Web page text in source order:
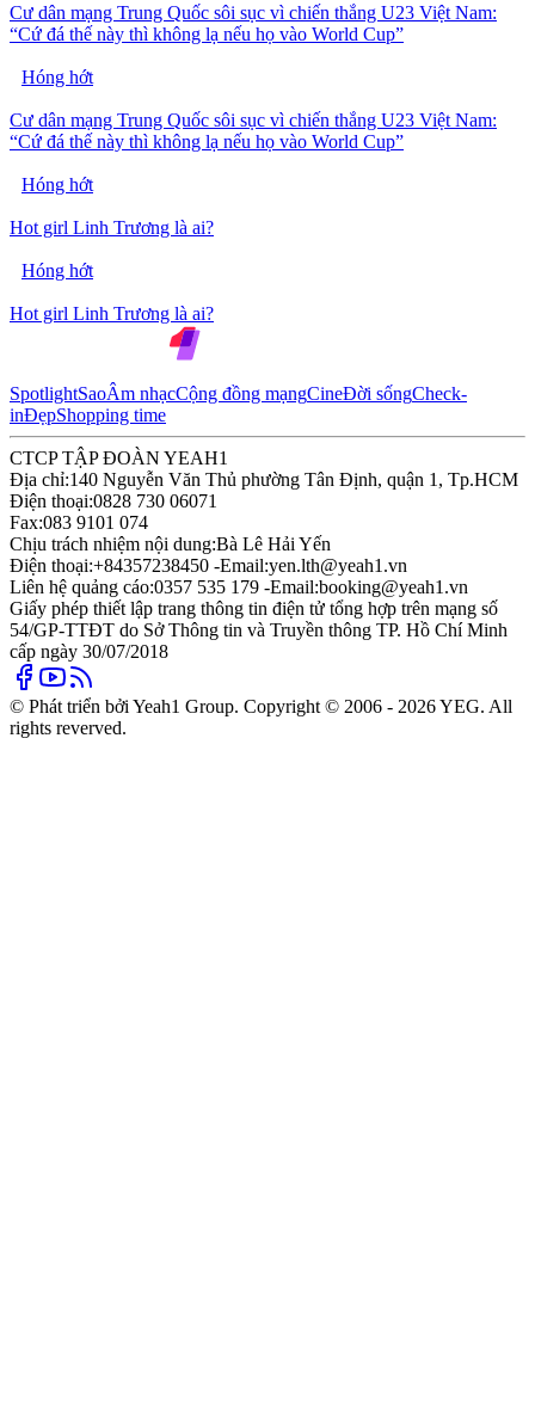
Cư dân mạng Trung Quốc sôi sục vì chiến thắng U23 Việt Nam:
“Cứ đá thế này thì không lạ nếu họ vào World Cup”
Hóng hớt
Cư dân mạng Trung Quốc sôi sục vì chiến thắng U23 Việt Nam:
“Cứ đá thế này thì không lạ nếu họ vào World Cup”
Hóng hớt
Hot girl Linh Trương là ai?
Hóng hớt
Hot girl Linh Trương là ai?
SpotlightSaoÂm nhạcCộng đồng mạngCineĐời sốngCheck-
inĐẹpShopping time
CTCP TẬP ĐOÀN YEAH1
Địa chỉ:140 Nguyễn Văn Thủ phường Tân Định, quận 1, Tp.HCM
Điện thoại:0828 730 06071
Fax:083 9101 074
Chịu trách nhiệm nội dung:Bà Lê Hải Yến
Điện thoại:+84357238450 -Email:yen.lth@yeah1.vn
Liên hệ quảng cáo:0357 535 179 -Email:booking@yeah1.vn
Giấy phép thiết lập trang thông tin điện tử tổng hợp trên mạng số
54/GP-TTĐT do Sở Thông tin và Truyền thông TP. Hồ Chí Minh
cấp ngày 30/07/2018
© Phát triển bởi Yeah1 Group. Copyright © 2006 - 2026 YEG. All
rights reverved.